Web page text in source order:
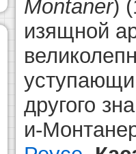
Montaner)
изящной
другого
и-